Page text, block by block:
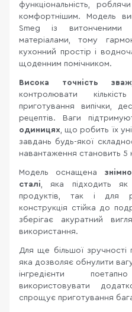
функціональність,
комфортнішим. Модель
Smeg із витонченими
матеріалами, тому
кухонний простір і
щоденним помічником.
Висока точність
контролювати
приготування випічки,
рецептів. Ваги
одиницях, що робить їх
завдань будь-якої
навантаження становить 5
Модель оснащена
сталі, яка підходить
продуктів, так і для
конструкція стійка до
зберігає акуратний
використання.
Для ще більшої зручності
яка дозволяє обнулити
інгредієнти
використовувати
спрощує приготування